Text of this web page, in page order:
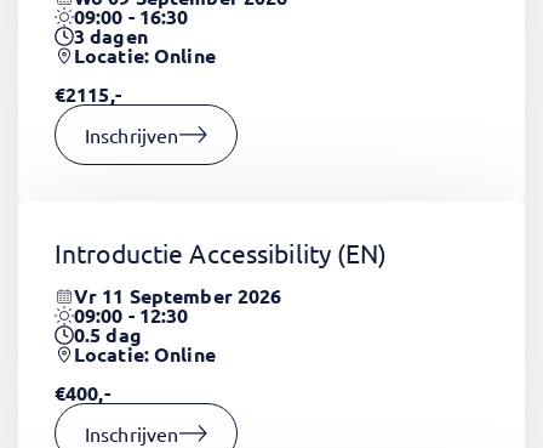
09:00 - 16:30
3dagen
Locatie: Online
€2115,-
Inschrijven
Introductie Accessibility (EN)
Vr 11 September 2026
09:00 - 12:30
0.5dag
Locatie: Online
€400,-
Inschrijven